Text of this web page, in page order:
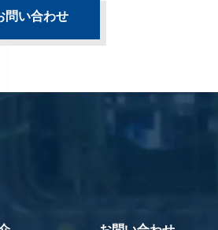
問い合わせ